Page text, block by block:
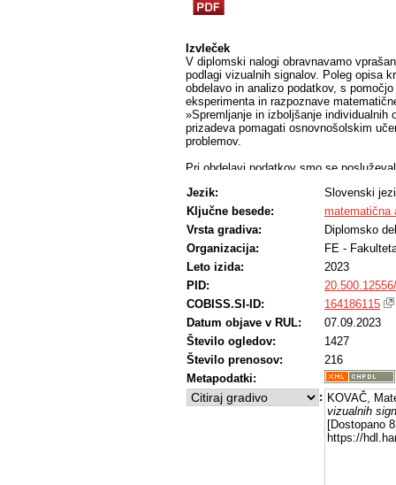
Izvleček
V diplomski nalogi obravnavamo
podlagi vizualnih signalov. Poleg opisa
obdelavo in analizo podatkov, s
eksperimenta in razpoznave
»Spremljanje in izboljšanje
prizadeva pomagati osnovnošolskim
problemov.
Pri obdelavi podatkov smo se
metodo podpornih vektorjev. Kljub
dobre, da bi zanesljivostjo prepoznavali
Jezik:
Slovenski
Ključne besede:
matematična
Vrsta gradiva:
Diplomsko
Organizacija:
FE -
Leto izida:
2023
PID:
COBISS.SI-ID:
164186115
Datum objave v RUL:
07.09.2023
Število ogledov:
1427
Število prenosov:
216
Metapodatki:
: KOVAČ,
vizualnih
[Dostopano
https://